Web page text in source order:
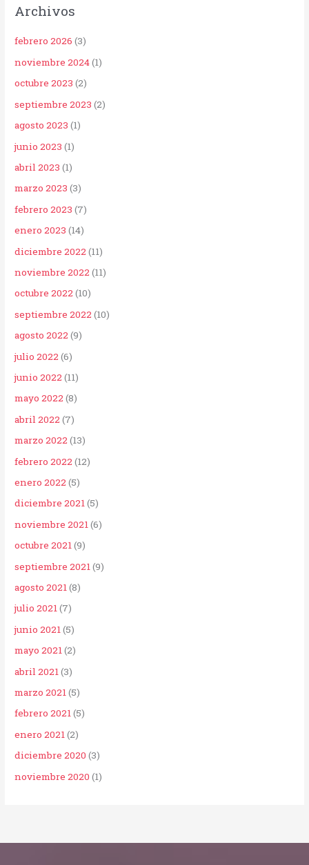
Archivos
febrero 2026 (3)
noviembre 2024(1)
octubre 2023 (2)
septiembre 2023 (2)
agosto 2023 (1)
junio 2023 (1)
abril 2023 (1)
marzo 2023 (3)
febrero 2023 (7)
enero 2023 (14)
diciembre 2022 (11)
noviembre 2022 (11)
octubre 2022 (10)
septiembre 2022 (10)
agosto 2022 (9)
julio 2022 (6)
junio 2022 (11)
mayo 2022 (8)
abril 2022 (7)
marzo 2022 (13)
febrero 2022 (12)
enero 2022 (5)
diciembre 2021(5)
noviembre 2021(6)
octubre 2021(9)
septiembre 2021(9)
agosto 2021(8)
julio 2021(7)
junio 2021(5)
mayo 2021(2)
abril 2021(3)
marzo 2021(5)
febrero 2021(5)
enero 2021(2)
diciembre 2020 (3)
noviembre 2020 (1)